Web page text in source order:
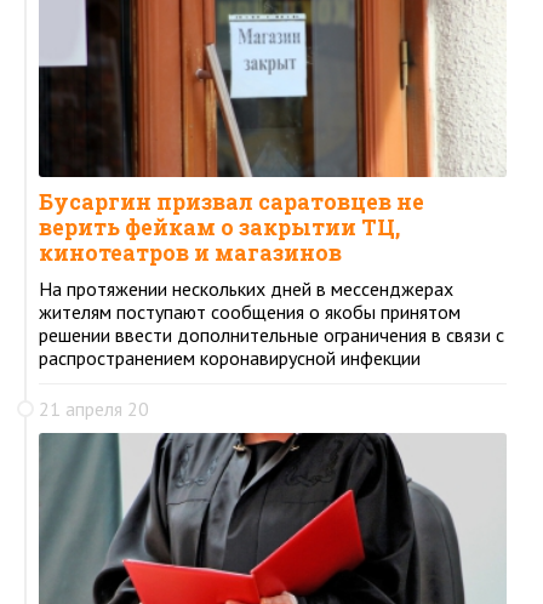
Бусаргин призвал саратовцев не
верить фейкам о закрытии ТЦ,
кинотеатров и магазинов
На протяжении нескольких дней в мессенджерах
жителям поступают сообщения о якобы принятом
решении ввести дополнительные ограничения в связи с
распространением коронавирусной инфекции
21 апреля 20